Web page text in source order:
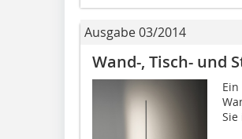
Ausgabe 03/2014
Wand-, Tisch- und